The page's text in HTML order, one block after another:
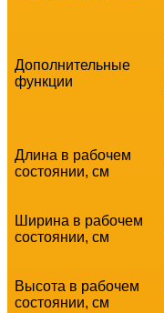
Дополнительные
функции
Длина в рабочем
состоянии, см
Ширина в рабочем
состоянии, см
Высота в рабочем
состоянии, см